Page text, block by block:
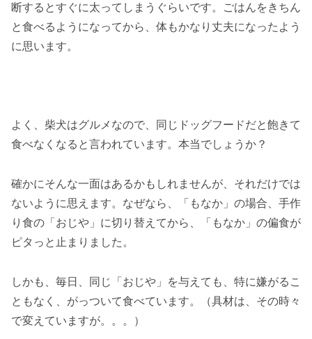
断するとすぐに太ってしまうぐらいです。ごはんをきちん
と食べるようになってから、体もかなり丈夫になったよう
に思います。
よく、柴犬はグルメなので、同じドッグフードだと飽きて
食べなくなると言われています。本当でしょうか？
確かにそんな一面はあるかもしれませんが、それだけでは
ないように思えます。なぜなら、「もなか」の場合、手作
り食の「おじや」に切り替えてから、「もなか」の偏食が
ピタっと止まりました。
しかも、毎日、同じ「おじや」を与えても、特に嫌がるこ
ともなく、がっついて食べています。（具材は、その時々
で変えていますが。。。）